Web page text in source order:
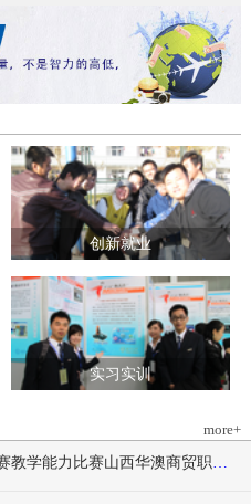
涵养健康体魄、锤炼坚韧意
上的拼搏精神、协作意识转化
的强大动力，凝心聚力、笃行
书写华澳学院高质量发展的崭
献上四场精彩展演。 健康
律动 优雅交谊舞翩跹起舞，
配合默契，在旋转与迈步间绽
风采。 感恩于心，团
表演温暖有力，音符与舞步
的信念，凝聚团结力量，共
党委书记刘国垠
澳商贸职业学院2026年春季田
式开始！
载体。三要强化队伍建设。通
、专题培训、观摩交流等形
治强、业务精、作风正的党务
队伍。四要推动深度融合。把
入专业建设、科研创新、人才
务全过程，让党建引领下的
既赋能民办高校规范发展，也
展育人维度。 在共同见
领导签署了《党建和思想政
协议书》。 此次签约不
想政治工作搭建起常态化、
流平台，更为三方在更广领
次的合作奠定了坚实基础。相
将主动对接、深化交流，推动
地见效，共同谱写公办民办高
的新篇章。
创新就业
实习实训
more+
山西华澳商贸职业学院参赛团队信息公示